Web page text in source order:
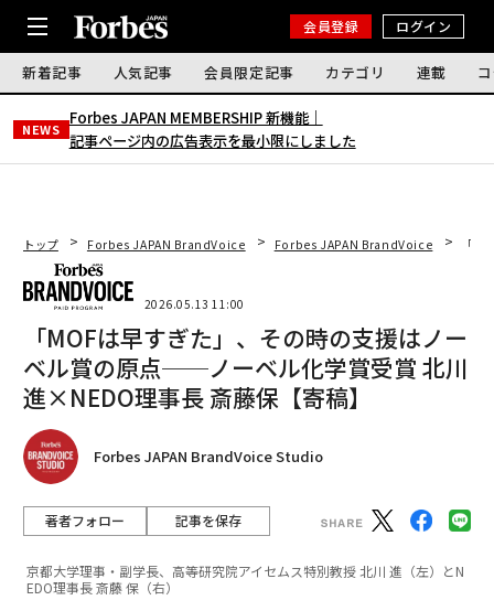
会員登録 ログイン
新着記事 人気記事 会員限定記事 カテゴリ 連載
NEWS
Forbes JAPAN MEMBERSHIP 新機能｜
記事ページ内の広告表示を最小限にしました
トップ Forbes JAPAN BrandVoice Forbes JAPAN BrandVoice 「
2026.05.13 11:00
「MOFは早すぎた」、その時の支援はノー
ベル賞の原点──ノーベル化学賞受賞 北川
進×NEDO理事長 斎藤保【寄稿】
Forbes JAPAN BrandVoice Studio
著者フォロー 記事を保存
京都大学理事・副学長、高等研究院アイセムス特別教授 北川 進（左）とN
EDO理事長 斎藤 保（右）